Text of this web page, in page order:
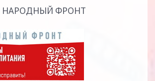
НАРОДНЫЙ ФРОНТ